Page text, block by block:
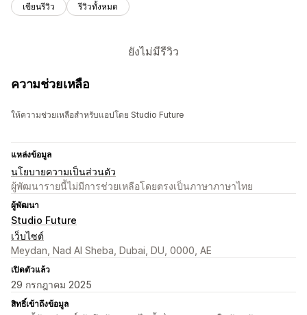
เขียนรีวิว รีวิวทั้งหมด
ยังไม่มีรีวิว
ความช่วยเหลือ
ให้ความช่วยเหลือสำหรับแอปโดย Studio Future
แหล่งข้อมูล
นโยบายความเป็นส่วนตัว
ผู้พัฒนารายนี้ไม่มีการช่วยเหลือโดยตรงเป็นภาษาภาษาไทย
ผู้พัฒนา
Studio Future
เว็บไซต์
Meydan, Nad Al Sheba, Dubai, DU, 0000, AE
เปิดตัวแล้ว
29 กรกฎาคม 2025
สิทธิ์เข้าถึงข้อมูล